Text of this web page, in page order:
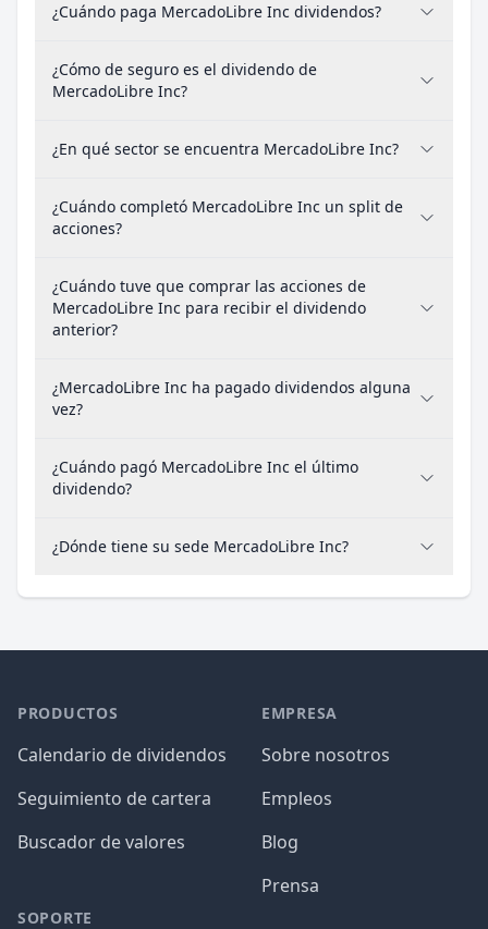
¿Cuándo paga MercadoLibre Inc dividendos?
¿Cómo de seguro es el dividendo de
MercadoLibre Inc?
¿En qué sector se encuentra MercadoLibre Inc?
¿Cuándo completó MercadoLibre Inc un split de
acciones?
¿Cuándo tuve que comprar las acciones de
MercadoLibre Inc para recibir el dividendo
anterior?
¿MercadoLibre Inc ha pagado dividendos alguna
vez?
¿Cuándo pagó MercadoLibre Inc el último
dividendo?
¿Dónde tiene su sede MercadoLibre Inc?
PRODUCTOS
Calendario de dividendos
Seguimiento de cartera
Buscador de valores
SOPORTE
EMPRESA
Sobre nosotros
Empleos
Blog
Prensa